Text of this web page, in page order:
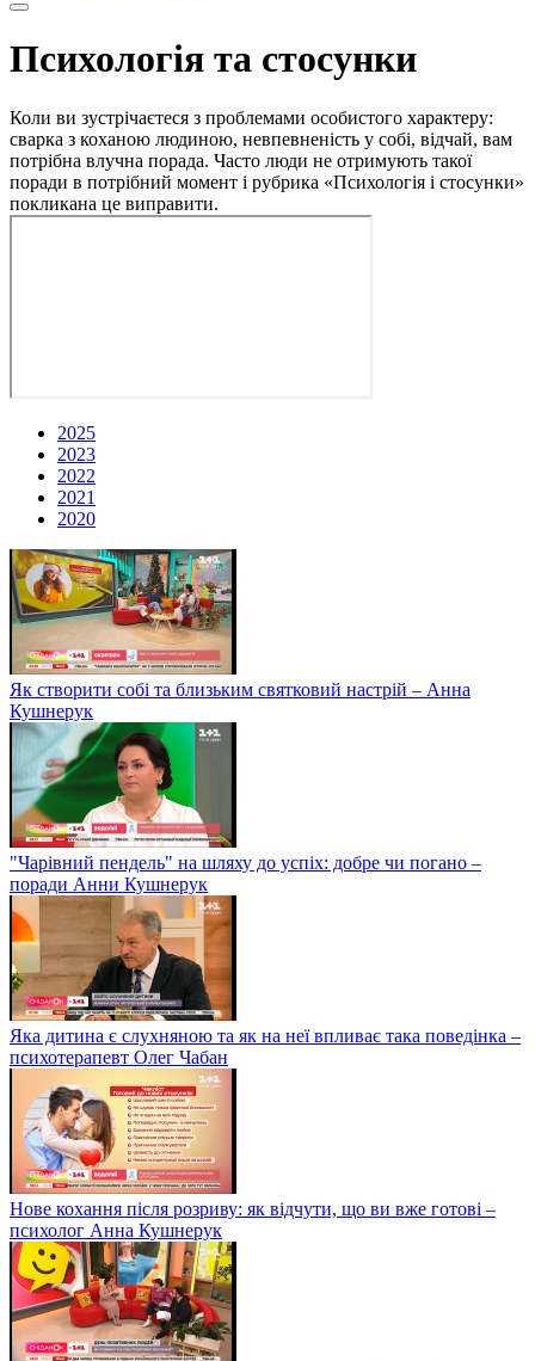
Психологія та стосунки
Коли ви зустрічаєтеся з проблемами особистого характеру:
сварка з коханою людиною, невпевненість у собі, відчай, вам
потрібна влучна порада. Часто люди не отримують такої
поради в потрібний момент і рубрика «Психологія і стосунки»
покликана це виправити.
2025
2023
2022
2021
2020
Як створити собі та близьким святковий настрій – Анна
Кушнерук
"Чарівний пендель" на шляху до успіх: добре чи погано –
поради Анни Кушнерук
Яка дитина є слухняною та як на неї впливає така поведінка –
психотерапевт Олег Чабан
Нове кохання після розриву: як відчути, що ви вже готові –
психолог Анна Кушнерук